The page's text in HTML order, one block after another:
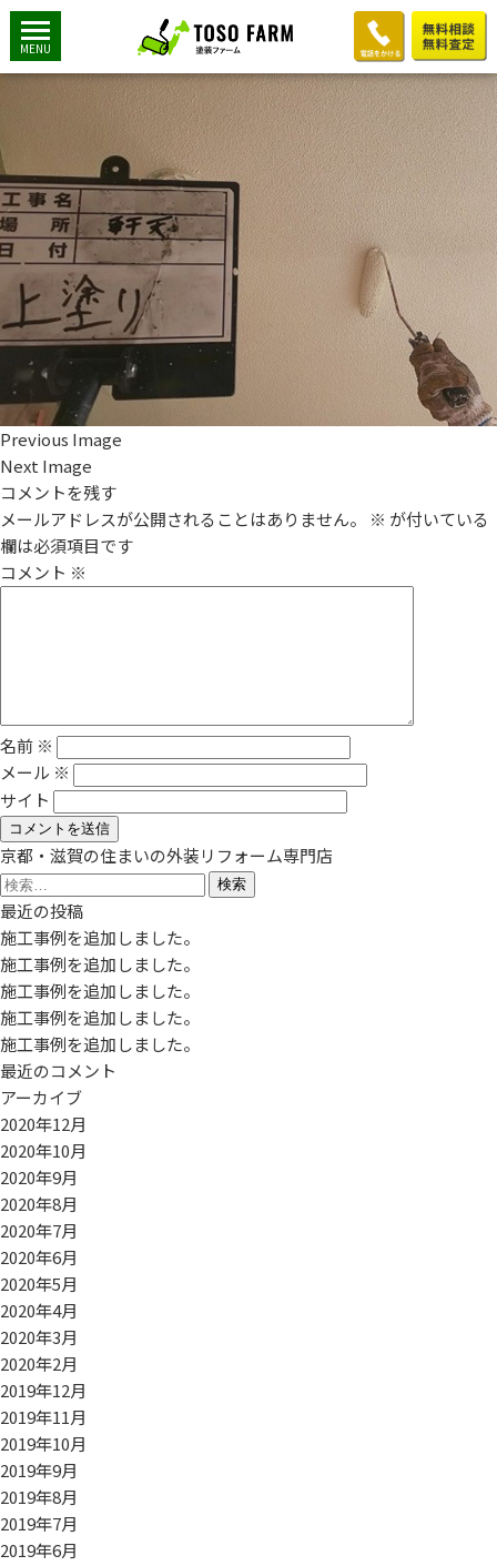
MENU
軒天上塗り
2019年7月6日
1200 × 900 軒天上塗り
Previous Image
Next Image
コメントを残す
メールアドレスが公開されることはありません。
※ が付いている
欄は必須項目です
コメント ※
名前 ※
メール ※
サイト
京都・滋賀の住まいの外装リフォーム専門店
検
索:
最近の投稿
施工事例を追加しました。
施工事例を追加しました。
施工事例を追加しました。
施工事例を追加しました。
施工事例を追加しました。
最近のコメント
アーカイブ
2020年12月
2020年10月
2020年9月
2020年8月
2020年7月
2020年6月
2020年5月
2020年4月
2020年3月
2020年2月
2019年12月
2019年11月
2019年10月
2019年9月
2019年8月
2019年7月
2019年6月